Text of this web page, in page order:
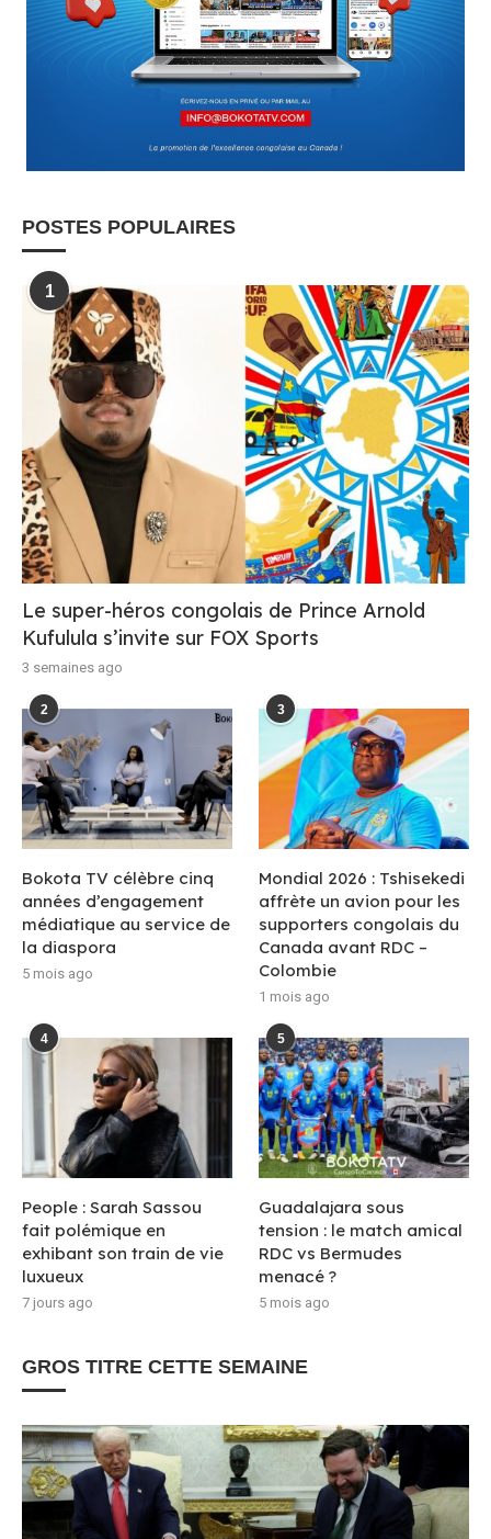
POSTES POPULAIRES
1
Le super-héros congolais de Prince Arnold
Kufulula s’invite sur FOX Sports
3 semaines ago
2
Bokota TV célèbre cinq
années d’engagement
médiatique au service de
la diaspora
5 mois ago
3
Mondial 2026 : Tshisekedi
affrète un avion pour les
supporters congolais du
Canada avant RDC –
Colombie
1 mois ago
4
People : Sarah Sassou
fait polémique en
exhibant son train de vie
luxueux
7 jours ago
5
Guadalajara sous
tension : le match amical
RDC vs Bermudes
menacé ?
5 mois ago
GROS TITRE CETTE SEMAINE